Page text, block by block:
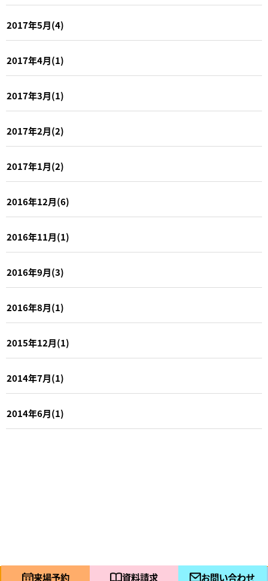
来場予約 資料請求 お問い合わせ
2017年5月(4)
2017年4月(1)
2017年3月(1)
2017年2月(2)
2017年1月(2)
2016年12月(6)
2016年11月(1)
2016年9月(3)
2016年8月(1)
2015年12月(1)
2014年7月(1)
2014年6月(1)
COPYRIGHT©成田建設株式会社 ALL RIGHTS RESERVED.